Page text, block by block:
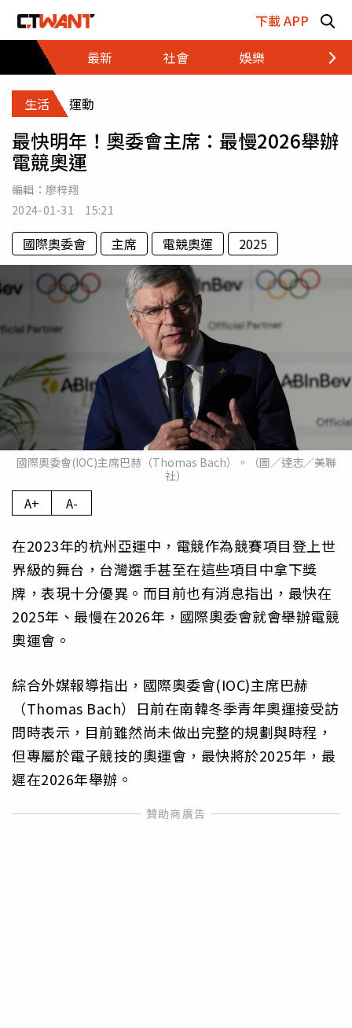
下載 APP
最新
社會 娛樂 財經
生活 運動
最快明年！奧委會主席：最慢2026舉辦
電競奧運
編輯： 廖梓翔
2024-01-31 15:21
國際奧委會 主席 電競奧運 2025
國際奧委會(IOC)主席巴赫（Thomas Bach）。（圖／達志／美聯
社）
A+ A-
在2023年的杭州亞運中，電競作為競賽項目登上世
界級的舞台，台灣選手甚至在這些項目中拿下獎
牌，表現十分優異。而目前也有消息指出，最快在
2025年、最慢在2026年，國際奧委會就會舉辦電競
奧運會。
綜合外媒報導指出，國際奧委會(IOC)主席巴赫
（Thomas Bach）日前在南韓冬季青年奧運接受訪
問時表示，目前雖然尚未做出完整的規劃與時程，
但專屬於電子競技的奧運會，最快將於2025年，最
遲在2026年舉辦。